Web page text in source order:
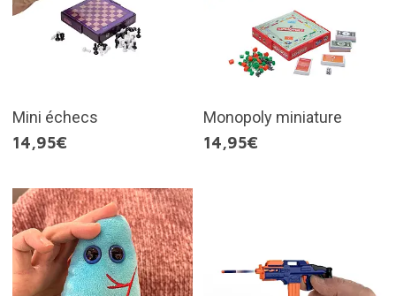
Mini échecs
14,95€
Monopoly miniature
14,95€